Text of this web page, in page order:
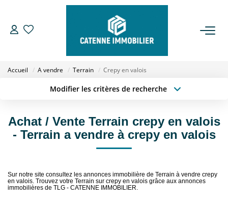
GESTION
NOTRE AGENCE
Accueil A vendre Terrain Crepy en valois
Modifier les critères de recherche
Sélectionnez...
Type de bien
Surface min
Créer une alerte
Achat / Vente Terrain crepy en valois
- Terrain a vendre à crepy en valois
Sur notre site consultez les annonces immobilière de Terrain à vendre crepy
en valois. Trouvez votre Terrain sur crepy en valois grâce aux annonces
immobilières de TLG - CATENNE IMMOBILIER.